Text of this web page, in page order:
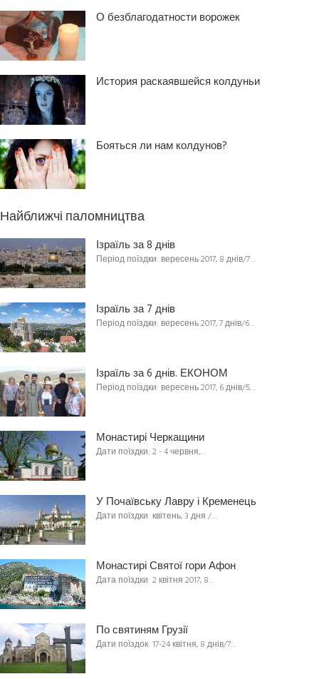
О безблагодатности ворожек
История раскаявшейся колдуньи
Бояться ли нам колдунов?
Найближчі паломництва
Ізраїль за 8 днів
Період поїздки: вересень 2017, 8 днів/7…
Ізраїль за 7 днів
Період поїздки: вересень 2017, 7 днів/6…
Ізраїль за 6 днів. ЕКОНОМ
Період поїздки: вересень 2017, 6 днів/5…
Монастирі Черкащини
Дати поїздки: 2 - 4 червня,…
У Почаївську Лавру і Кременець
Дати поїздки: квітень, 3 дня /…
Монастирі Святої гори Афон
Дата поїздки: 2 квітня 2017, 8…
По святиням Грузії
Дати поїздок: 17-24 квітня, 8 днів/7…